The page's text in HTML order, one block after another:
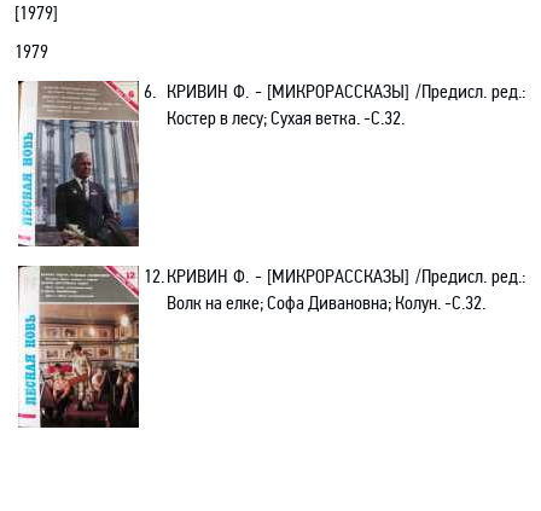
[1979]
1979
6. КРИВИН Ф. - [МИКРОРАССКАЗЫ] /Предисл. ред.:
Костер в лесу; Сухая ветка. -С.32.
12.КРИВИН Ф. - [МИКРОРАССКАЗЫ] /Предисл. ред.:
Волк на елке;Софа Дивановна; Колун. -С.32.